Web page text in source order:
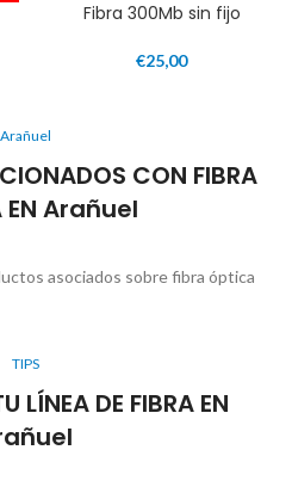
Fibra 300Mb sin fijo
€25,00
Arañuel
CON FIBRA
EN Arañuel
asociados sobre fibra óptica
TIPS
LÍNEA DE FIBRA EN